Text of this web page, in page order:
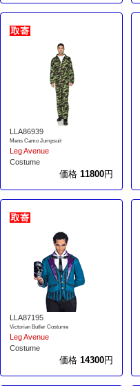
LLA86939
Mens Camo Jumpsuit
Leg Avenue
Costume
価格 11800円
LLA87195
Victorian Butler Costume
Leg Avenue
Costume
価格 14300円